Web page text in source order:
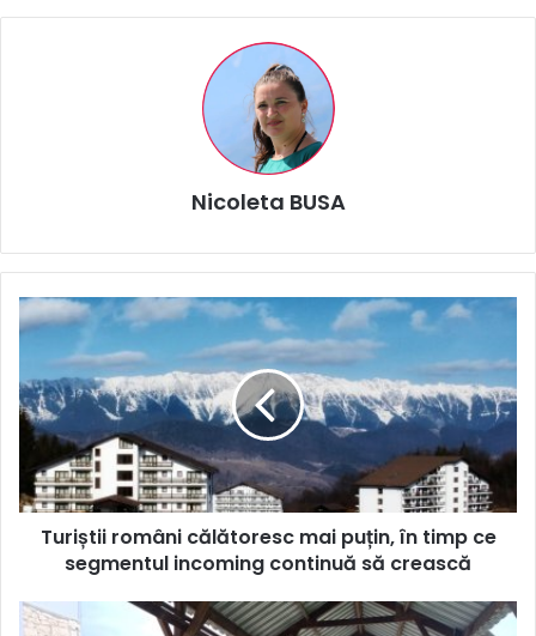
Nicoleta BUSA
Turiștii
români
călătoresc
mai
puțin,
timp
ce
segmentul
incoming
continuă
crească
Turiștii români călătoresc mai puțin, în timp ce
segmentul incoming continuă să crească
Rețeaua